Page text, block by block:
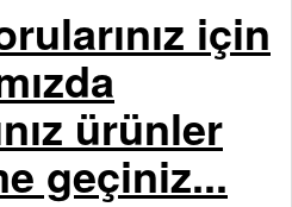
için
ürünler
geçiniz...